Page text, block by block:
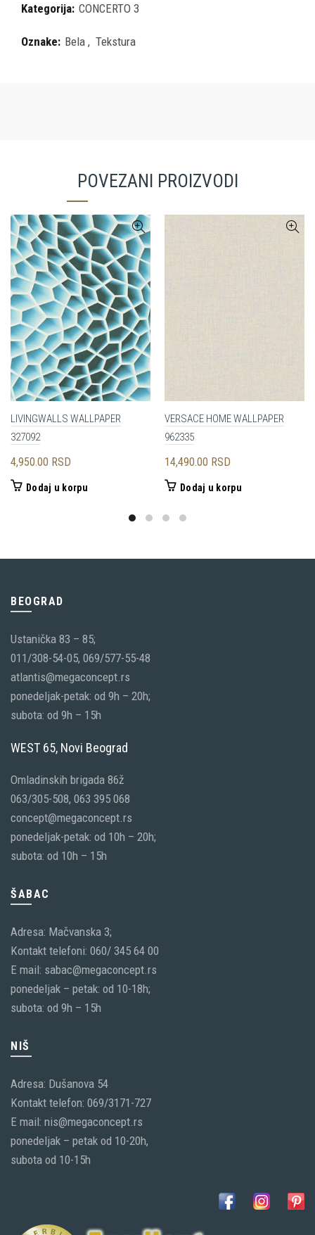
Kategorija: CONCERTO 3
Oznake: Bela , Tekstura
POVEZANI PROIZVODI
LIVINGWALLS WALLPAPER
327092
4,950.00 RSD
Dodaj u korpu
VERSACE HOME WALLPAPER
962335
14,490.00 RSD
Dodaj u korpu
BEOGRAD
Ustanička 83 – 85;
011/308-54-05, 069/577-55-48
atlantis@megaconcept.rs
ponedeljak-petak: od 9h – 20h;
subota: od 9h – 15h
WEST 65, Novi Beograd
Omladinskih brigada 86ž
063/305-508, 063 395 068
concept@megaconcept.rs
ponedeljak-petak: od 10h – 20h;
subota: od 10h – 15h
ŠABAC
Adresa: Mačvanska 3;
Kontakt telefoni: 060/ 345 64 00
E mail: sabac@megaconcept.rs
ponedeljak – petak: od 10-18h;
subota: od 9h – 15h
NIŠ
Adresa: Dušanova 54
Kontakt telefon: 069/3171-727
E mail: nis@megaconcept.rs
ponedeljak – petak od 10-20h,
subota od 10-15h